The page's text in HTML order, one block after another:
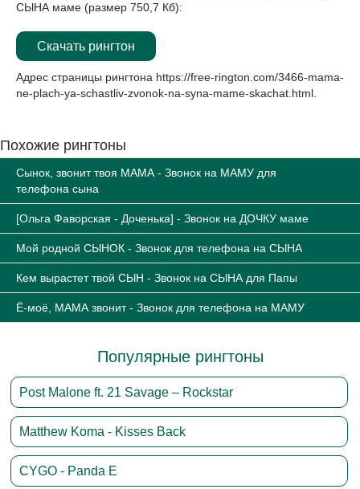
СЫНА маме (размер 750,7 Кб):
Скачать рингтон
Адрес страницы рингтона https://free-rington.com/3466-mama-
ne-plach-ya-schastliv-zvonok-na-syna-mame-skachat.html
Похожие рингтоны
Сынок, звонит твоя МАМА - Звонок на МАМУ для
телефона сына
[Ольга Фаворская - Доченька] - Звонок на ДОЧКУ маме
Мой родной СЫНОК - Звонок для телефона на СЫНА
Кем вырастет твой СЫН - Звонок на СЫНА для Папы
Ё-моё, МАМА звонит - Звонок для телефона на МАМУ
Популярные рингтоны
Post Malone ft. 21 Savage – Rockstar
Matthew Koma - Kisses Back
CYGO - Panda E